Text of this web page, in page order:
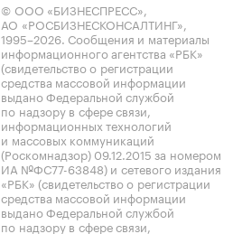
© ООО «БИЗНЕСПРЕСС»,
АО «РОСБИЗНЕСКОНСАЛТИНГ»,
1995–2026. Сообщения и материалы
информационного агентства «РБК»
(свидетельство о регистрации
средства массовой информации
выдано Федеральной службой
по надзору в сфере связи,
информационных технологий
и массовых коммуникаций
(Роскомнадзор) 09.12.2015 за номером
ИА №ФС77-63848) и сетевого издания
«РБК» (свидетельство о регистрации
средства массовой информации
выдано Федеральной службой
по надзору в сфере связи,